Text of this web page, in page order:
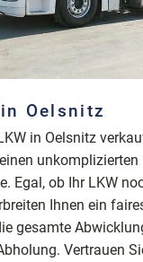
Oelsnitz
in Oelsnitz
unkomplizierten
Egal, ob Ihr LKW
Ihnen ein
gesamte
Vertrauen